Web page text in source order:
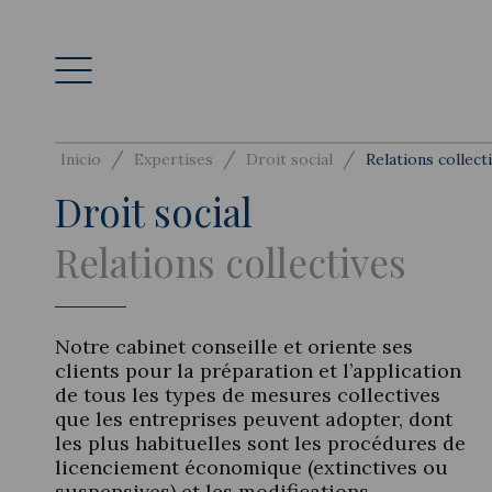
Inicio / Expertises / Droit social / Relations
Droit social
Relations collectives
Notre cabinet conseille et oriente ses
clients pour la préparation et l’application
de tous les types de mesures collectives
que les entreprises peuvent adopter, dont
les plus habituelles sont les procédures de
licenciement économique (extinctives ou